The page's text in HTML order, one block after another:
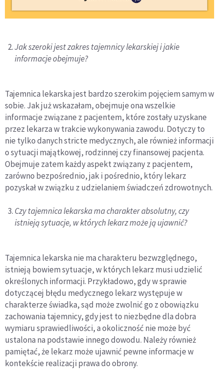
Jak szeroki jest zakres tajemnicy lekarskiej i jakie
informacje obejmuje?
Tajemnica lekarska jest bardzo szerokim pojęciem samym w
sobie. Jak już wskazałam, obejmuje ona wszelkie
informacje związane z pacjentem, które zostały uzyskane
przez lekarza w trakcie wykonywania zawodu. Dotyczy to
nie tylko danych stricte medycznych, ale również informacji
o sytuacji majątkowej, rodzinnej czy finansowej pacjenta.
Obejmuje zatem każdy aspekt związany z pacjentem,
zarówno bezpośrednio, jak i pośrednio, który lekarz
pozyskał w związku z udzielaniem świadczeń zdrowotnych.
Czy tajemnica lekarska ma charakter absolutny, czy
istnieją sytuacje, w których lekarz może ją ujawnić?
Tajemnica lekarska nie ma charakteru bezwzględnego,
istnieją bowiem sytuacje, w których lekarz musi udzielić
określonych informacji. Przykładowo, gdy w sprawie
dotyczącej błędu medycznego lekarz występuje w
charakterze świadka, sąd może zwolnić go z obowiązku
zachowania tajemnicy, gdy jest to niezbędne dla dobra
wymiaru sprawiedliwości, a okoliczność nie może być
ustalona na podstawie innego dowodu. Należy również
pamiętać, że lekarz może ujawnić pewne informacje w
kontekście realizacji prawa do obrony.